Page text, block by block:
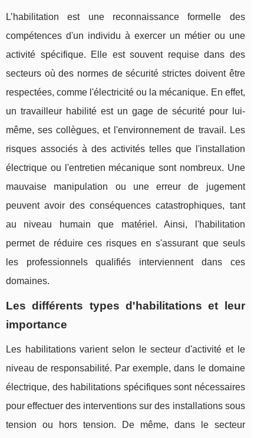
L’habilitation est une reconnaissance formelle des
compétences d'un individu à exercer un métier ou une
activité spécifique. Elle est souvent requise dans des
secteurs où des normes de sécurité strictes doivent être
respectées, comme l'électricité ou la mécanique. En effet,
un travailleur habilité est un gage de sécurité pour lui-
même, ses collègues, et l'environnement de travail. Les
risques associés à des activités telles que l'installation
électrique ou l'entretien mécanique sont nombreux. Une
mauvaise manipulation ou une erreur de jugement
peuvent avoir des conséquences catastrophiques, tant
au niveau humain que matériel. Ainsi, l'habilitation
permet de réduire ces risques en s'assurant que seuls
les professionnels qualifiés interviennent dans ces
domaines.
Les différents types d'habilitations et leur
importance
Les habilitations varient selon le secteur d'activité et le
niveau de responsabilité. Par exemple, dans le domaine
électrique, des habilitations spécifiques sont nécessaires
pour effectuer des interventions sur des installations sous
tension ou hors tension. De même, dans le secteur